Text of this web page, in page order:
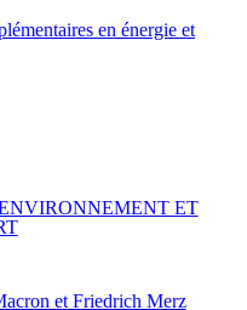
en énergie et
et Friedrich Merz
ET